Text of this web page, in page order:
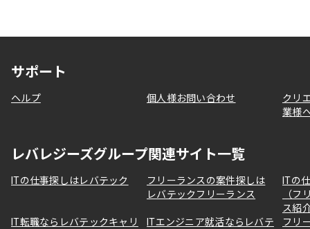
サポート
ヘルプ 個人様お問い合わせ
クリ
業様
レバレジーズグループ関連サイト一覧
ITの仕事探しはレバテック
フリーランスの案件探しは
レバテックフリーランス
ITの
（フ
ス紹
IT転職ならレバテックキャリ
ITエンジニア就活ならレバテ
フリ